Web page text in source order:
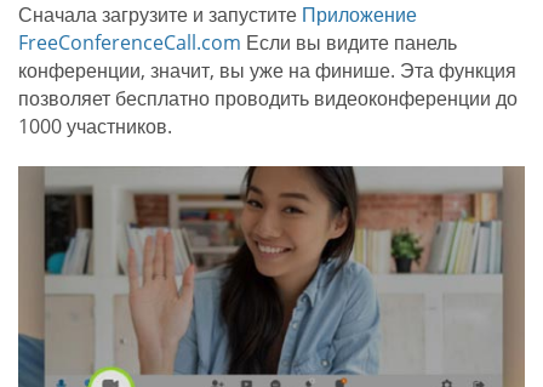
Сначала загрузите и запустите Приложение
FreeConferenceCall.com Если вы видите панель
конференции, значит, вы уже на финише. Эта функция
позволяет бесплатно проводить видеоконференции до
1000 участников.